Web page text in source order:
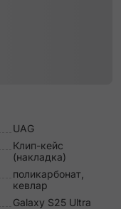
UAG
Клип-кейс
(накладка)
поликарбонат,
кевлар
Galaxy S25 Ultra